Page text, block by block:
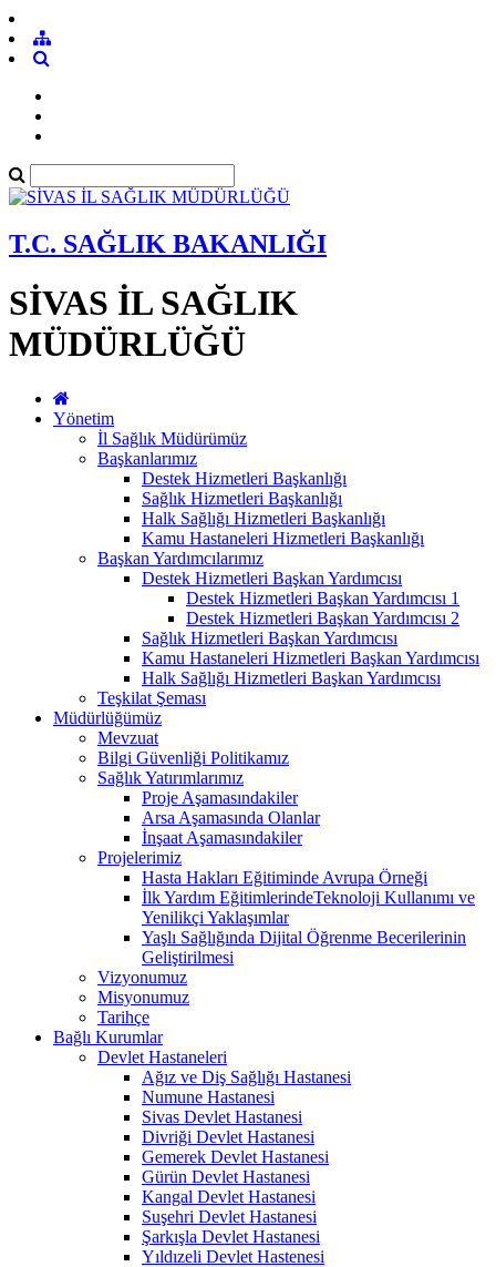
T.C. SAĞLIK BAKANLIĞI
SİVAS İL SAĞLIK
MÜDÜRLÜĞÜ
Yönetim
İl Sağlık Müdürümüz
Başkanlarımız
Destek Hizmetleri Başkanlığı
Sağlık Hizmetleri Başkanlığı
Halk Sağlığı Hizmetleri Başkanlığı
Kamu Hastaneleri Hizmetleri Başkanlığı
Başkan Yardımcılarımız
Destek Hizmetleri Başkan Yardımcısı
Destek Hizmetleri Başkan Yardımcısı 1
Destek Hizmetleri Başkan Yardımcısı 2
Sağlık Hizmetleri Başkan Yardımcısı
Kamu Hastaneleri Hizmetleri Başkan Yardımcısı
Halk Sağlığı Hizmetleri Başkan Yardımcısı
Teşkilat Şeması
Müdürlüğümüz
Mevzuat
Bilgi Güvenliği Politikamız
Sağlık Yatırımlarımız
Proje Aşamasındakiler
Arsa Aşamasında Olanlar
İnşaat Aşamasındakiler
Projelerimiz
Hasta Hakları Eğitiminde Avrupa Örneği
İlk Yardım EğitimlerindeTeknoloji Kullanımı ve
Yenilikçi Yaklaşımlar
Yaşlı Sağlığında Dijital Öğrenme Becerilerinin
Geliştirilmesi
Vizyonumuz
Misyonumuz
Tarihçe
Bağlı Kurumlar
Devlet Hastaneleri
Ağız ve Diş Sağlığı Hastanesi
Numune Hastanesi
Sivas Devlet Hastanesi
Divriği Devlet Hastanesi
Gemerek Devlet Hastanesi
Gürün Devlet Hastanesi
Kangal Devlet Hastanesi
Suşehri Devlet Hastanesi
Şarkışla Devlet Hastanesi
Yıldızeli Devlet Hastenesi